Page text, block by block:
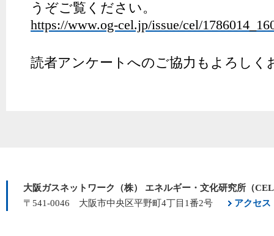
うぞご覧ください。
https://www.og-cel.jp/issue/cel/
読者アンケートへのご協力もよろしく
大阪ガスネットワーク（株） エネルギー・文化研究所（
〒541-0046 大阪市中央区平野町4丁目1番2号
アクセス